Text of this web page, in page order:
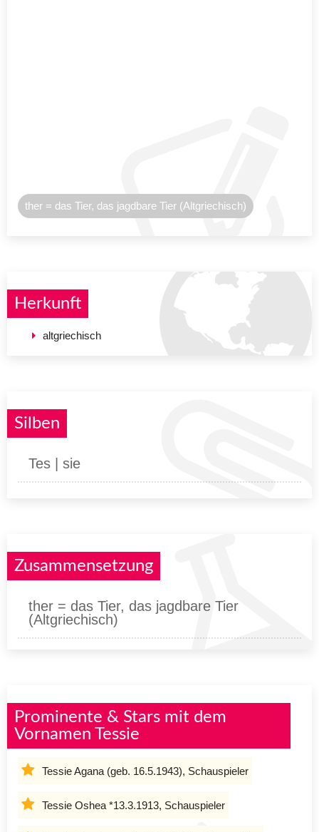
ther = das Tier, das jagdbare Tier (Altgriechisch)
Herkunft
altgriechisch
Silben
Tes | sie
Zusammensetzung
ther = das Tier, das jagdbare Tier
(Altgriechisch)
Prominente & Stars mit dem
Vornamen Tessie
Tessie Agana (geb. 16.5.1943), Schauspieler
Tessie Oshea *13.3.1913, Schauspieler